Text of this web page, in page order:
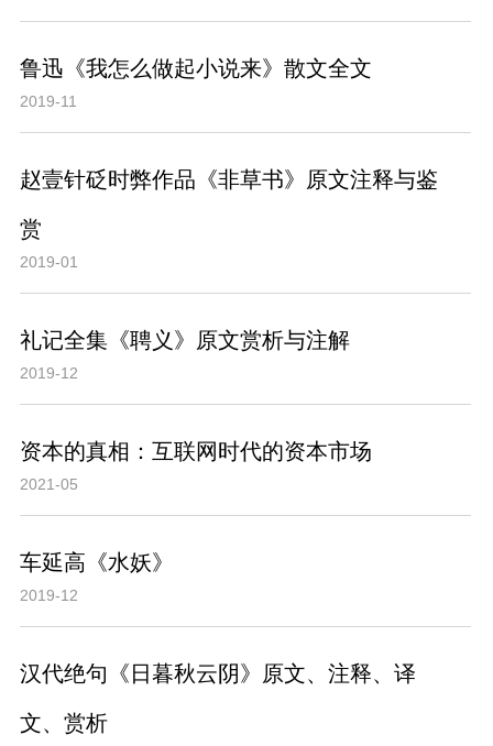
鲁迅《我怎么做起小说来》散文全文
2019-11
赵壹针砭时弊作品《非草书》原文注释与鉴
赏
2019-01
礼记全集《聘义》原文赏析与注解
2019-12
资本的真相：互联网时代的资本市场
2021-05
车延高《水妖》
2019-12
汉代绝句《日暮秋云阴》原文、注释、译
文、赏析